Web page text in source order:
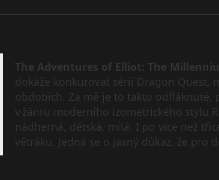
The Adventures of Elliot: The
dokáže konkurovat sérii Dragon Quest,
obdobích. Za mě je to takto odfláknuté,
v žánru moderního izometrického stylu
nádherná, dětská, milá. I po více než
větráku. Jedná se o jasný důkaz, že